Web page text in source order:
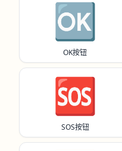
🆗
OK按钮
🆘
SOS按钮